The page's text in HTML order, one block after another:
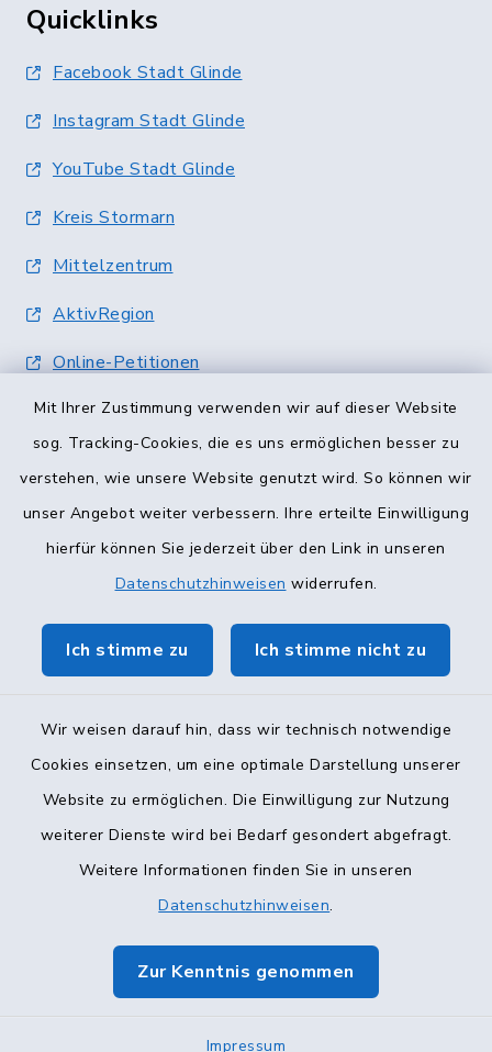
Mit Ihrer Zustimmung verwenden wir auf dieser Website
sog. Tracking-Cookies, die es uns ermöglichen besser zu
verstehen, wie unsere Website genutzt wird. So können wir
unser Angebot weiter verbessern. Ihre erteilte Einwilligung
hierfür können Sie jederzeit über den Link in unseren
Datenschutzhinweisen widerrufen.
Ich stimme zu Ich stimme nicht zu
Wir weisen darauf hin, dass wir technisch notwendige
Cookies einsetzen, um eine optimale Darstellung unserer
Website zu ermöglichen. Die Einwilligung zur Nutzung
weiterer Dienste wird bei Bedarf gesondert abgefragt.
Weitere Informationen finden Sie in unseren
Datenschutzhinweisen.
Zur Kenntnis genommen
Impressum
Quicklinks
Facebook Stadt Glinde
Instagram Stadt Glinde
YouTube Stadt Glinde
Kreis Stormarn
Mittelzentrum
AktivRegion
Online-Petitionen
Terminvergabe
Barrierefreiheit